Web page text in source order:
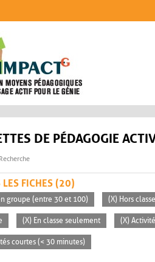
DE PÉDAGOGIE
Recherche
LES FICHES (20)
groupe (entre 30 et 100) (X) Hors classe
(X) En classe seulement (X)
courtes (< 30 minutes)